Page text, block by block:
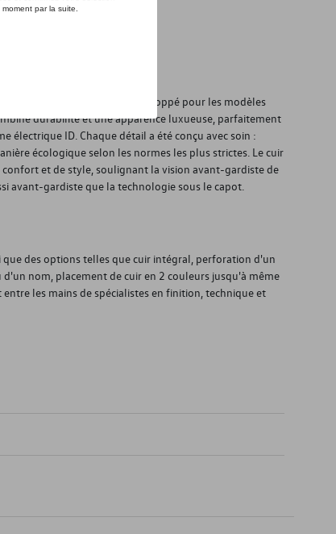
exclusif, spécialement développé pour les modèles
durabilité et une apparence luxueuse, parfaitement
électrique ID. Chaque détail a été conçu avec soin :
écologique selon les normes les plus strictes. Le cuir
et de style, soulignant la vision avant-gardiste de
avant-gardiste que la technologie sous le capot.
des options telles que cuir intégral, perforation d'un
nom, placement de cuir en 2 couleurs jusqu'à même
les mains de spécialistes en finition, technique et